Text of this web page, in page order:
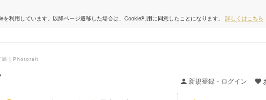
を利用しています。以降ページ遷移した場合は、Cookie利用に同意したことになります。 詳しくはこちら
島｜Photorait
新規登録・ログイン